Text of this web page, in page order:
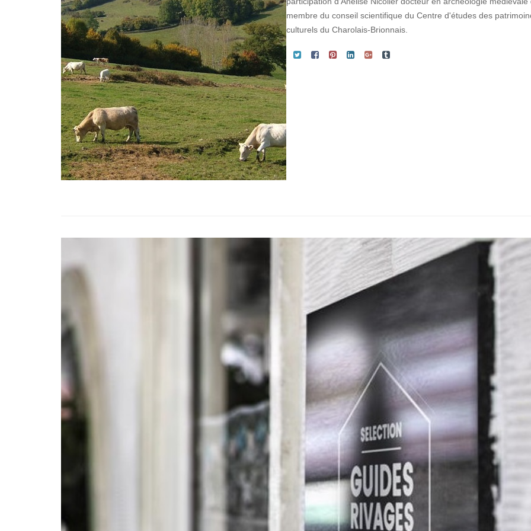
membre du conseil scientifique du Centre d'études des
culturels du Charolais-Brionnais.